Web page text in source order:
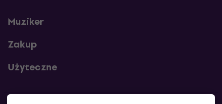
Muziker
Zakup
Użyteczne